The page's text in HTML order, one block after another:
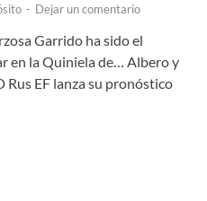
- Dejar un comentario
Garrido ha sido el
en la Quiniela de… Albero y
Rus EF lanza su pronóstico